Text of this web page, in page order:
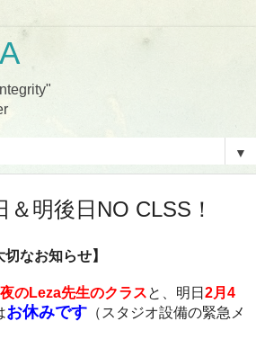
▼
＆明後日NO CLSS！
切なお知らせ】
のLeza先生のクラスと、明日 2月4
お休みです （スタジオ設備の緊急メ